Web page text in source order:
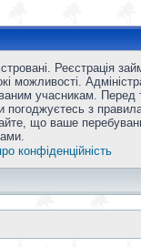
Реєстрація
можливості.
учасникам. Перед
погоджуєтесь з
що ваше
конфіденційність